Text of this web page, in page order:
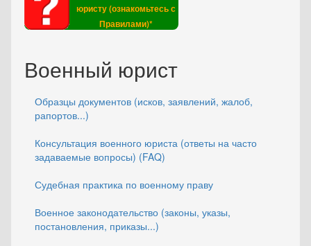
юристу (ознакомьтесь с
Правилами)*
Военный юрист
Образцы документов (исков, заявлений, жалоб,
рапортов...)
Консультация военного юриста (ответы на часто
задаваемые вопросы) (FAQ)
Судебная практика по военному праву
Военное законодательство (законы, указы,
постановления, приказы...)